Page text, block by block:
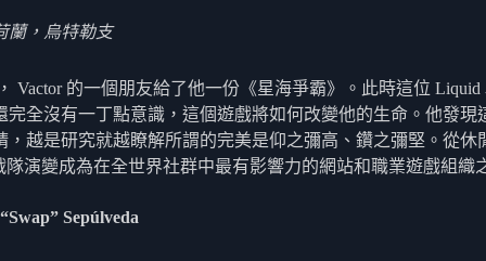
蘭，烏特勒支
Vactor 的一個朋友給了他一份《星海爭霸》。此時這位 Liquid
完全沒有一丁點意識，這個遊戲將如何改變他的生命。他發現
，越是研究就越瞭解所謂的完美是仰之彌高、鑽之彌堅。從休
隊演變成為在全世界社群中最有影響力的網站和職業遊戲組織
Sepúlveda